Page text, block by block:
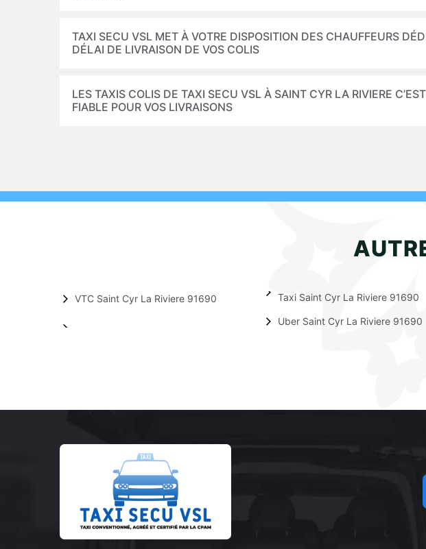
TAXI SECU VSL MET À VOTRE DISPOSITION DES CHAUFFEURS
DÉLAI DE LIVRAISON DE VOS COLIS
LES TAXIS COLIS DE TAXI SECU VSL À SAINT CYR LA RIVIERE
FIABLE POUR VOS LIVRAISONS
VTC Saint Cyr La Riviere 91690 Taxi Saint Cyr La Riviere 91690
Uber Saint Cyr La Riviere 91690